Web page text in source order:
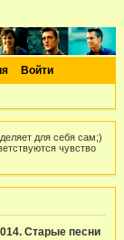
Войти
для себя сам;)
чувство
Старые песни